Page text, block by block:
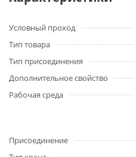
Условный проход
Тип товара
Тип присоединения
Дополнительное свойство
Рабочая среда
Присоединение